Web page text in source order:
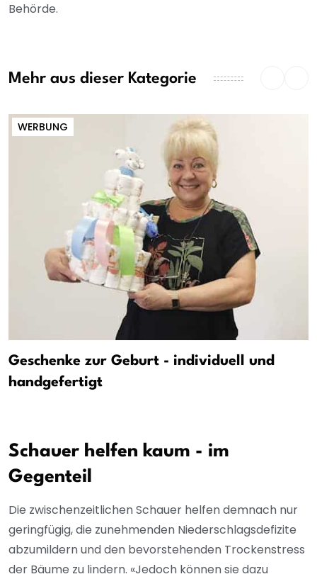
Behörde.
Mehr aus dieser Kategorie
WERBUNG
Geschenke zur Geburt - individuell und
handgefertigt
Schauer helfen kaum - im
Gegenteil
Die zwischenzeitlichen Schauer helfen demnach nur
geringfügig, die zunehmenden Niederschlagsdefizite
abzumildern und den bevorstehenden Trockenstress
der Bäume zu lindern. «Jedoch können sie dazu